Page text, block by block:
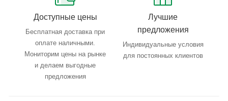
Доступные цены
Бесплатная доставка при
оплате наличными.
Мониторим цены на рынке
и делаем выгодные
предложения
Лучшие
предложения
Индивидуальные условия
для постоянных клиентов